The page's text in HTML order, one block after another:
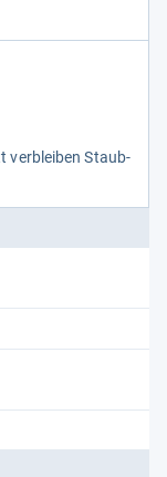
ver­blei­ben Staub­